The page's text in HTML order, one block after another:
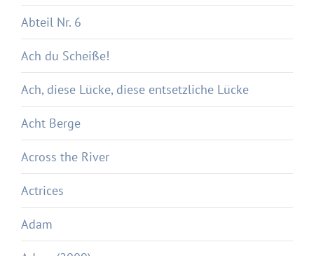
Abteil Nr. 6
Ach du Scheiße!
Ach, diese Lücke, diese entsetzliche Lücke
Acht Berge
Across the River
Actrices
Adam